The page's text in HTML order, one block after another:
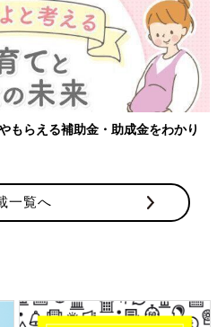
もらえる補助金・助成金をわかり
一覧へ